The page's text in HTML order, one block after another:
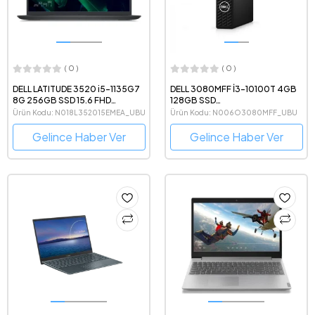
( 0 )
DELL LATITUDE 3520 i5-1135G7
8G 256GB SSD 15.6 FHD
UBUNTU
Ürün Kodu: N018L352015EMEA_UBU
Gelince Haber Ver
( 0 )
DELL 3080MFF İ3-10100T 4GB
128GB SSD
N006O3080MFF_UBUNTU
Ürün Kodu: N006O3080MFF_UBU
Gelince Haber Ver